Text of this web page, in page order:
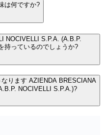
は何ですか?
NOCIVELLI S.P.A. (A.B.P.
持っているのでしょうか?
ります AZIENDA BRESCIANA
NOCIVELLI S.P.A.)?